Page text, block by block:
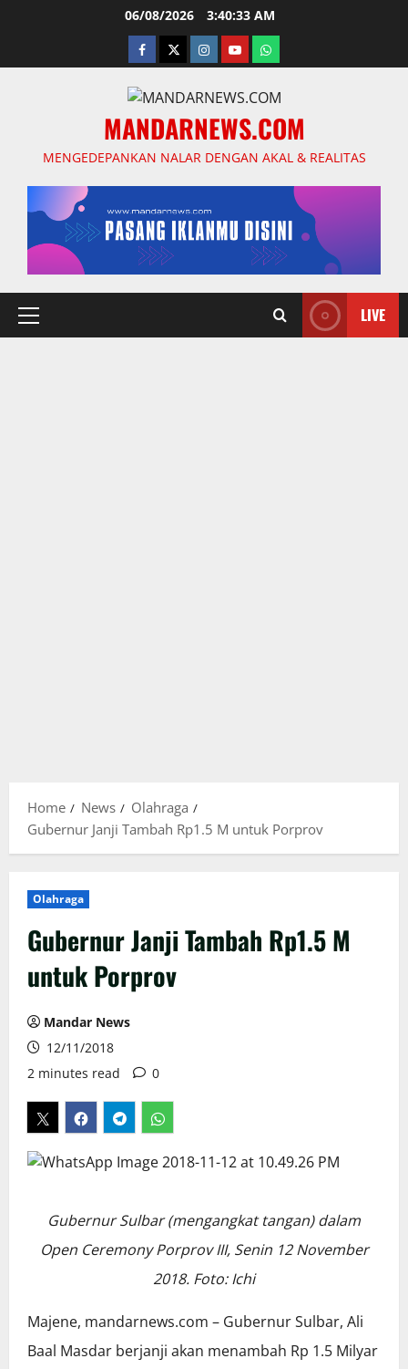
06/08/2026 3:40:34 AM
facebooktwitterinstagram.com
youtubewhatsapp
MANDARNEWS.COM
MENGEDEPANKAN NALAR DENGAN AKAL & REALITAS
Primary
LIVE
Home News
Olahraga
Gubernur Janji Tambah Rp1.5 M untuk Porprov
Olahraga
Gubernur Janji Tambah Rp1.5 M
untuk Porprov
Mandar News
12/11/2018
2 minutes read
0
Gubernur Sulbar (mengangkat tangan) dalam
Open Ceremony Porprov III, Senin 12 November
2018. Foto: Ichi
Majene, mandarnews.com – Gubernur Sulbar, Ali
Baal Masdar berjanji akan menambah Rp 1.5 Milyar